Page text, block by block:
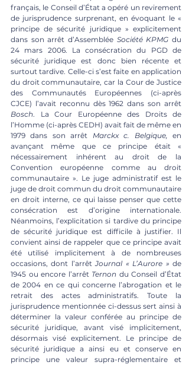
français, le Conseil d’État a opéré un revirement
de jurisprudence surprenant, en évoquant le «
principe de sécurité juridique » explicitement
dans son arrêt d’Assemblée Société KPMG du
24 mars 2006. La consécration du PGD de
sécurité juridique est donc bien récente et
surtout tardive. Celle-ci s’est faite en application
du droit communautaire, car la Cour de Justice
des Communautés Européennes (ci-après
Bosch. La Cour Européenne des Droits de
l’Homme (ci-après CEDH) avait fait de même en
1979 dans son arrêt Marckx c. Belgique, en
avançant même que ce principe était «
nécessairement inhérent au droit de la
Convention européenne comme au droit
communautaire ». Le juge administratif est le
juge de droit commun du droit communautaire
en droit interne, ce qui laisse penser que cette
consécration est d’origine internationale.
Néanmoins, l’explicitation si tardive du principe
de sécurité juridique est difficile à justifier. Il
convient ainsi de rappeler que ce principe avait
été utilisé implicitement à de nombreuses
occasions, dont l’arrêt Journal « L’Aurore » de
1945 ou encore l’arrêt Ternon du Conseil d’État
de 2004 en ce qui concerne l’abrogation et le
retrait des actes administratifs. Toute la
jurisprudence mentionnée ci-dessus sert ainsi à
déterminer la valeur conférée au principe de
sécurité juridique, avant visé implicitement,
désormais visé explicitement. Le principe de
sécurité juridique a ainsi eu et conserve en
principe une valeur supra-réglementaire et